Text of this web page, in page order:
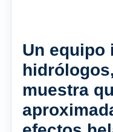
Un equipo
muestra